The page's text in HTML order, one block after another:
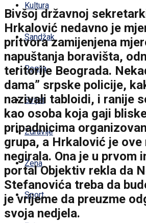
Kultura
Sandžak
Regija
Svijet
Zdravlje
Žena
Sport
Bivšoj državnoj
Hrkalović nedavno je
pritvora zamijenjena
napuštanja boravišta,
teritorije Beograda.
dama” srpske policije,
nazivali tabloidi, i ranije
kao osoba koja gaji
pripadnicima
grupa, a Hrkalović je ove
negirala. Ona je u prvom
portal Objektiv rekla da
Stefanovića treba da
je vrijeme da preuzme
svoja nedjela.